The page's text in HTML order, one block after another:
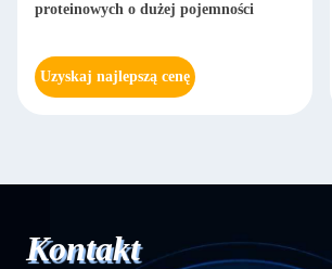
proteinowych o dużej pojemności
Uzyskaj najlepszą cenę
Kontakt